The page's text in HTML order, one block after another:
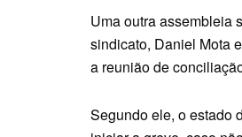
Uma outra assembleia
sindicato, Daniel Mota
a reunião de
Segundo ele, o estado